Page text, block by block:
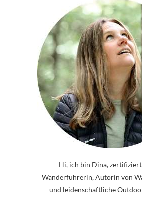
Hi, ich bin Dina,
Wanderführerin, Autorin von
und leidenschaftliche